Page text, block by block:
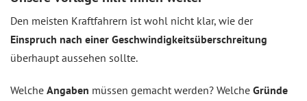
Den meisten Kraftfahrern ist wohl nicht klar, wie der
Einspruch nach einer Geschwindigkeitsüberschreitung
überhaupt aussehen sollte.
Welche Angaben müssen gemacht werden? Welche Gründe